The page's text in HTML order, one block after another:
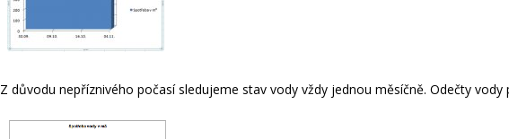
Z důvodu nepříznivého počasí sledujeme stav vody vždy jednou měsíčně. Odečty